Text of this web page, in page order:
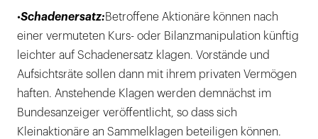
•Schadenersatz:Betroffene Aktionäre können nach
einer vermuteten Kurs- oder Bilanzmanipulation künftig
leichter auf Schadenersatz klagen. Vorstände und
Aufsichtsräte sollen dann mit ihrem privaten Vermögen
haften. Anstehende Klagen werden demnächst im
Bundesanzeiger veröffentlicht, so dass sich
Kleinaktionäre an Sammelklagen beteiligen können.